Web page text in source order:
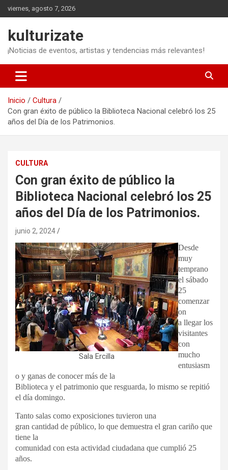
Saltar
al
viernes, agosto 7, 2026
kulturizate
¡Noticias de eventos, artistas y tendencias más relevantes!
Inicio
Cultura
Con gran éxito de público la Biblioteca Nacional celebró los 25
años del Día de los Patrimonios.
CULTURA
Con gran éxito de público la
Biblioteca Nacional celebró los 25
años del Día de los Patrimonios.
junio 2, 2024
Sala Ercilla
Desde
muy
temprano
el sábado
25
comenzar
on
a llegar los
visitantes
con
mucho
entusiasm
o y ganas de conocer más de la
Biblioteca y el patrimonio que resguarda, lo mismo se repitió
el día domingo.
Tanto salas como exposiciones tuvieron una
gran cantidad de público, lo que demuestra el gran cariño que
tiene la
comunidad con esta actividad ciudadana que cumplió 25
años.